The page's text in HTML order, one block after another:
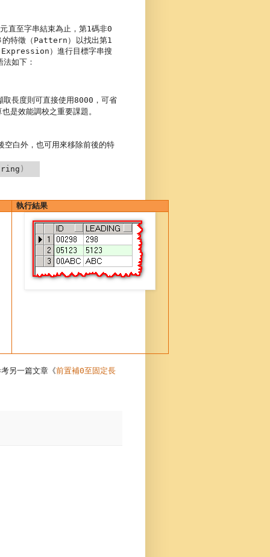
直至字串結束為止，第1碼非0
特徵（ Pattern ）以找出第1
）進行目標字串搜
法如下：
取長度則可直接使用8000 ，可省
是效能調校之重要課題。
空白外，也可用來移除前後的特
)
執行結果
另一篇文章 《前置補0至固定長